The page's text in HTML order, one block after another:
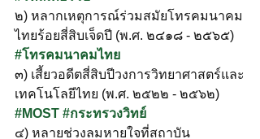
๒) หลากเหตุการณ์ร่วมสมัยโทรคมนาคม
ไทยร้อยสี่สิบเจ็ดปี (พ.ศ. ๒๔๑๘ - ๒๕๖๕)
#โทรคมนาคมไทย
๓) เสี้ยวอดีตสี่สิบปีวงการวิทยาศาสตร์และ
เทคโนโลยีไทย (พ.ศ. ๒๕๒๒ - ๒๕๖๒)
#MOST #กระทรวงวิทย์
๔) หลายช่วงลมหายใจที่สถาบัน